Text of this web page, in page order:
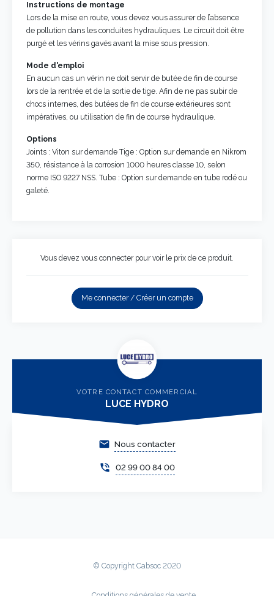
Instructions de montage
Lors de la mise en route, vous devez vous assurer de l’absence
de pollution dans les conduites hydrauliques. Le circuit doit être
purgé et les vérins gavés avant la mise sous pression.
Mode d'emploi
En aucun cas un vérin ne doit servir de butée de fin de course
lors de la rentrée et de la sortie de tige. Afin de ne pas subir de
chocs internes, des butées de fin de course extérieures sont
impératives, ou utilisation de fin de course hydraulique.
Options
Joints : Viton sur demande Tige : Option sur demande en Nikrom
350, résistance à la corrosion 1000 heures classe 10, selon
norme ISO 9227 NSS. Tube : Option sur demande en tube rodé ou
galeté.
Vous devez vous connecter pour voir le prix de ce produit.
Me connecter / Créer un compte
VOTRE CONTACT COMMERCIAL
LUCE HYDRO
email Nous contacter
phone_in_talk 02 99 00 84 00
© Copyright Cabsoc 2020